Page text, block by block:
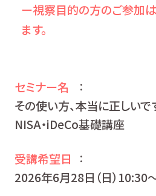
ー視察目的の方のご参加は
ます。
セミナー名 ：
その使い方、本当に正しい
NISA・iDeCo基礎講座
受講希望日 ：
2026年6月28日（日）10:30